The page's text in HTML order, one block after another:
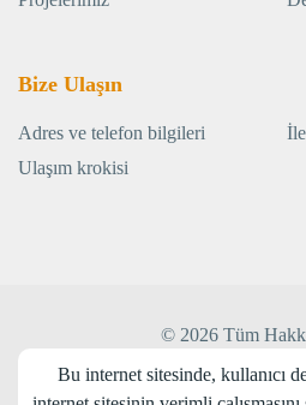
Bize Ulaşın
Adres ve telefon bilgileri
Ulaşım krokisi
© 2026 Tüm
Web Tasarım:
Bu internet sitesinde, kullanıcı